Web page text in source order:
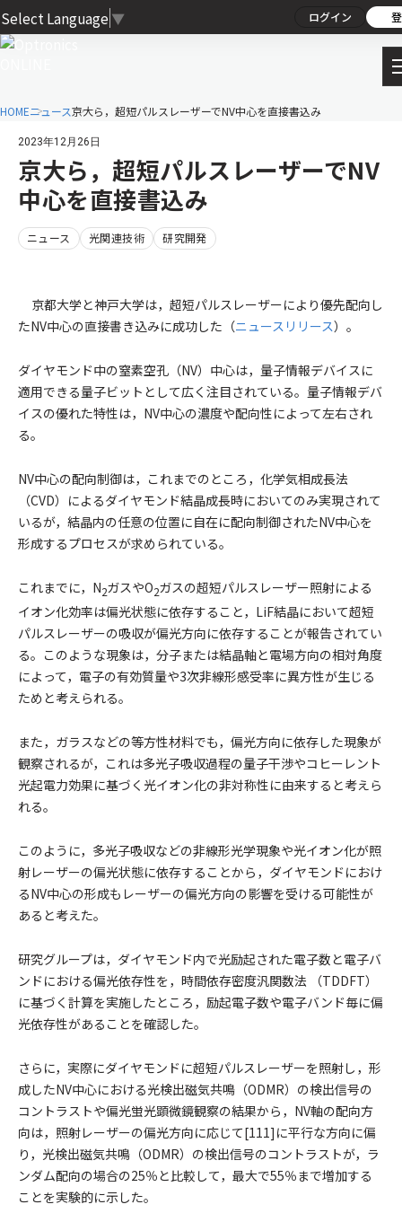
Select Language ▼ ログイン
HOMEニュース京大ら，超短パルスレーザーでNV中心を直接書込み
2023年12月26日
京大ら，超短パルスレーザーでNV
中心を直接書込み
ニュース 光関連技術 研究開発
京都大学と神戸大学は，超短パルスレーザーにより優先配向し
たNV中心の直接書き込みに成功した（ニュースリリース）。
ダイヤモンド中の窒素空孔（NV）中心は，量子情報デバイスに
適用できる量子ビットとして広く注目されている。量子情報デバ
イスの優れた特性は，NV中心の濃度や配向性によって左右され
る。
NV中心の配向制御は，これまでのところ，化学気相成長法
（CVD）によるダイヤモンド結晶成長時においてのみ実現されて
いるが，結晶内の任意の位置に自在に配向制御されたNV中心を
形成するプロセスが求められている。
これまでに，N2ガスやO2ガスの超短パルスレーザー照射による
イオン化効率は偏光状態に依存すること，LiF結晶において超短
パルスレーザーの吸収が偏光方向に依存することが報告されてい
る。このような現象は，分子または結晶軸と電場方向の相対角度
によって，電子の有効質量や3次非線形感受率に異方性が生じる
ためと考えられる。
また，ガラスなどの等方性材料でも，偏光方向に依存した現象が
観察されるが，これは多光子吸収過程の量子干渉やコヒーレント
光起電力効果に基づく光イオン化の非対称性に由来すると考えら
れる。
このように，多光子吸収などの非線形光学現象や光イオン化が照
射レーザーの偏光状態に依存することから，ダイヤモンドにおけ
るNV中心の形成もレーザーの偏光方向の影響を受ける可能性が
あると考えた。
研究グループは，ダイヤモンド内で光励起された電子数と電子バ
ンドにおける偏光依存性を，時間依存密度汎関数法 （TDDFT）
に基づく計算を実施したところ，励起電子数や電子バンド毎に偏
光依存性があることを確認した。
さらに，実際にダイヤモンドに超短パルスレーザーを照射し，形
成したNV中心における光検出磁気共鳴（ODMR）の検出信号の
コントラストや偏光蛍光顕微鏡観察の結果から，NV軸の配向方
向は，照射レーザーの偏光方向に応じて[111]に平行な方向に偏
り，光検出磁気共鳴（ODMR）の検出信号のコントラストが，ラ
ンダム配向の場合の25％と比較して，最大で55％まで増加する
ことを実験的に示した。